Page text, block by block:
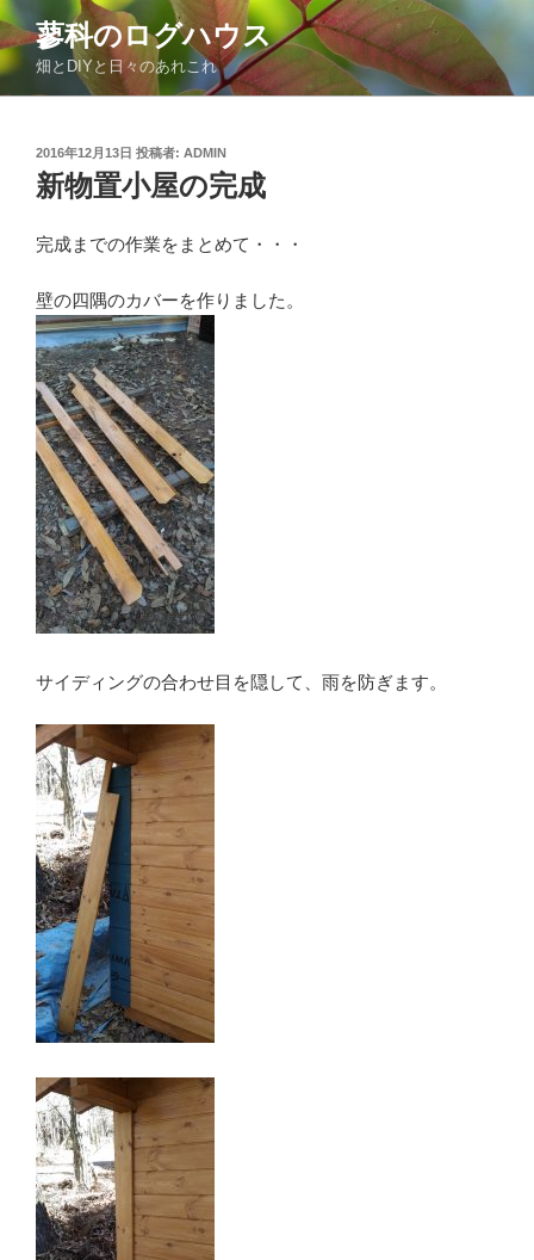
コ
ン
テ
ン
蓼科のログハウス
畑とDIYと日々のあれこれ
投
稿
日:
2016年12月13日 投稿者: ADMIN
新物置小屋の完成
完成までの作業をまとめて・・・
壁の四隅のカバーを作りました。
サイディングの合わせ目を隠して、雨を防ぎます。